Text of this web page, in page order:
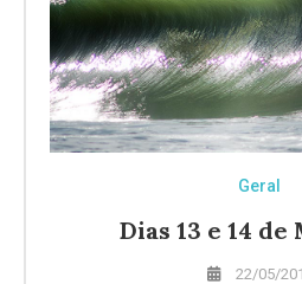
Geral
Dias 13 e 14 de
22/05/